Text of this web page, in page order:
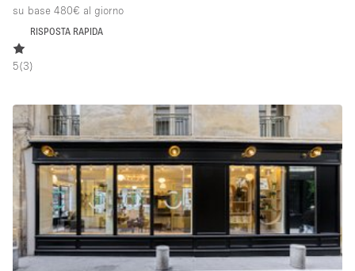
Banconi
Bar
Concierge
Cucina
Elettricità
Esposizione di Automobili
Giardino
Illuminazione
su base 480€ al giorno
RISPOSTA RAPIDA
5(3)